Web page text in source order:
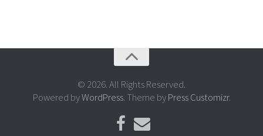
© 2026. All Rights Reserved.
Powered byWordPress. Theme byPress Customizr.